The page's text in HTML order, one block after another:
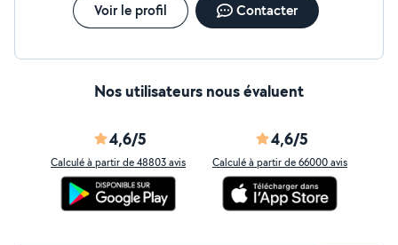
Voir le profil Contacter
Nos utilisateurs nous évaluent
4,6/5
Calculé à partir de 48803 avis
4,6/5
Calculé à partir de 66000 avis